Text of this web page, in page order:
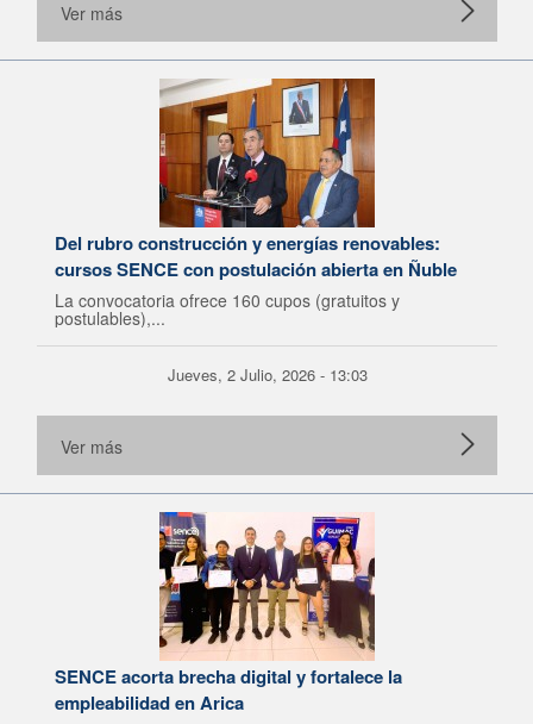
Ver más
Del rubro construcción y energías renovables:
cursos SENCE con postulación abierta en Ñuble
La convocatoria ofrece 160 cupos (gratuitos y
postulables),...
Jueves, 2 Julio, 2026 - 13:03
Ver más
SENCE acorta brecha digital y fortalece la
empleabilidad en Arica